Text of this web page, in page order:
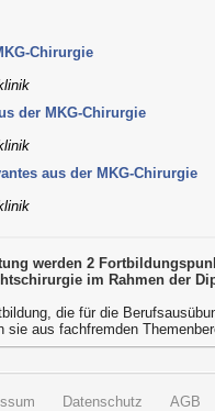
Chirurgie
der MKG-Chirurgie
aus der MKG-Chirurgie
werden 2
im Rahmen der
die für die
sie aus fachfremden
Datenschutz AGB